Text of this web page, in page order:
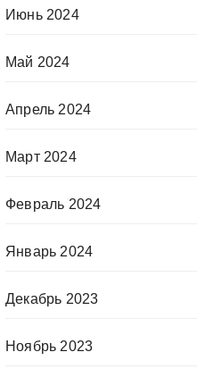
Июнь 2024
Май 2024
Апрель 2024
Март 2024
Февраль 2024
Январь 2024
Декабрь 2023
Ноябрь 2023